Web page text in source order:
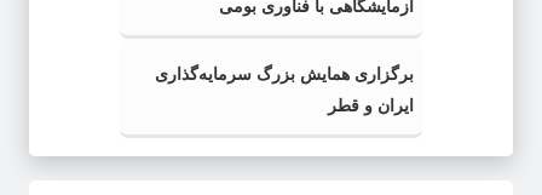
آزمایشگاهی با فناوری بومی
برگزاری همایش بزرگ سرمایه‌گذاری
ایران و قطر